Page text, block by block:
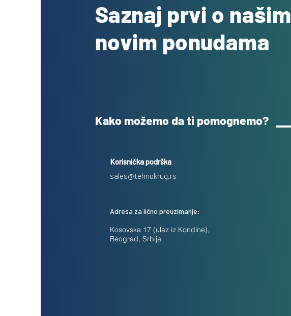
Saznaj prvi o našim
novim ponudama
Kako možemo da ti pomognemo?
Korisnička podrška
sales@tehnokrug.rs
Adresa za lično preuzimanje:
Kosovska 17 (ulaz iz Kondine),
Beograd, Srbija